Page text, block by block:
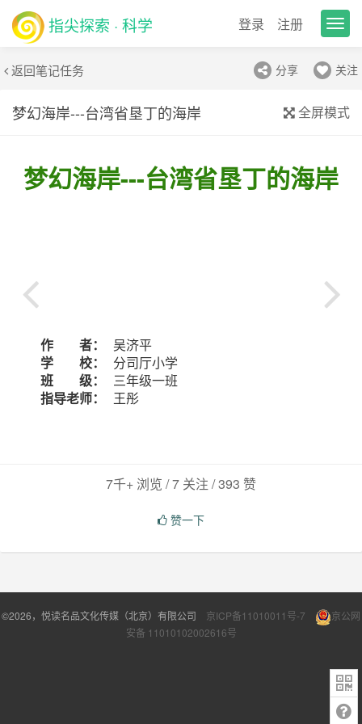
指尖探索 · 科学
T
o
g
e
n
i
g
登录 注册
返回笔记任务 分享 关注
梦幻海岸---台湾省垦丁的海岸 全屏模式
梦幻海岸---台湾省垦丁的海岸
作 者：
吴济平
学 校：
分司厅小学
班 级：
三年级一班
指导老师：
王彤
7千+ 浏览 / 7 关注 /393 赞
赞一下
©2026，悦读名品文化传媒（北京）有限公司 京ICP备11010011号-7
京公网
安备 11010102002616号